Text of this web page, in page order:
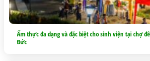
Ẩm thực đa dạng và đặc biệt cho sinh viện tại chợ
Đức